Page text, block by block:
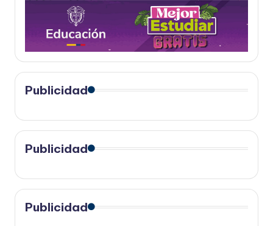
Publicidad
Publicidad
Publicidad